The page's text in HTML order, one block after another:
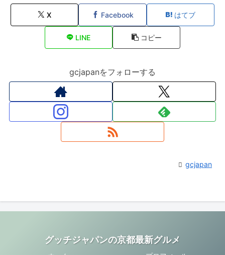
X Facebook はてブ
LINE コピー
gcjapanをフォローする
gcjapan
グッチジャパンの京都最新グルメ